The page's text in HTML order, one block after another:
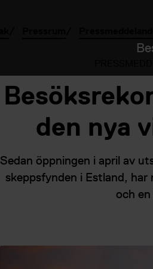
den nya
Sedan öppningen i april av
skeppsfynden i Estland,
och